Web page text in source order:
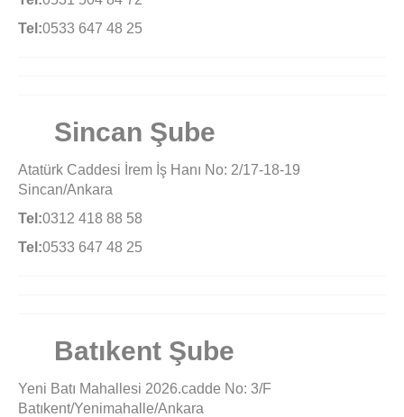
Tel:0533 647 48 25
Sincan Şube
Atatürk Caddesi İrem İş Hanı No: 2/17-18-19
Sincan/Ankara
Tel:0312 418 88 58
Tel:0533 647 48 25
Batıkent Şube
Yeni Batı Mahallesi 2026.cadde No: 3/F
Batıkent/Yenimahalle/Ankara